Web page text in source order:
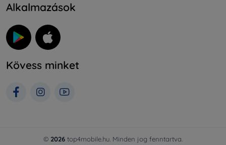
Alkalmazások
Kövess minket
© 2026 top4mobile.hu. Minden jog fenntartva.